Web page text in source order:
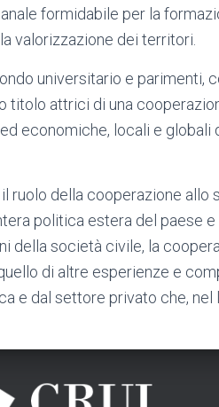
formidabile per la
valorizzazione dei territori.
universitario e parimenti,
titolo attrici di una
economiche, locali e globali
ruolo della cooperazione allo
politica estera del paese e
della società civile, la
di altre esperienze e
e dal settore privato che, nel